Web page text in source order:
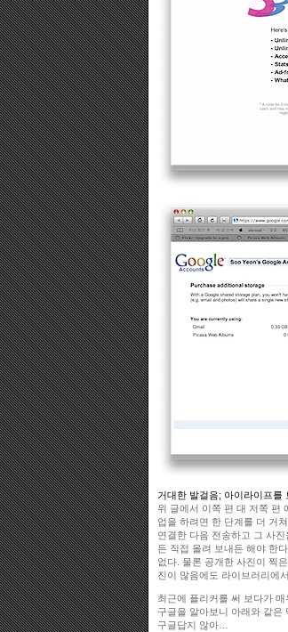
거대한 발걸음; 아이라이프를
위 글에서 이쪽 편 대 저쪽 편
업을 하려면 한 단계를 더 거
연결한 다음 전송하고 그 사
든 직접 올려 보내든 해야 한
없다. 물론 공개한 사진이 찍
진이 많음에도 라이브러리에
최근에 플리커를 써 보다가
구글을 알아보니 아래와 같은
구글답지 않아…